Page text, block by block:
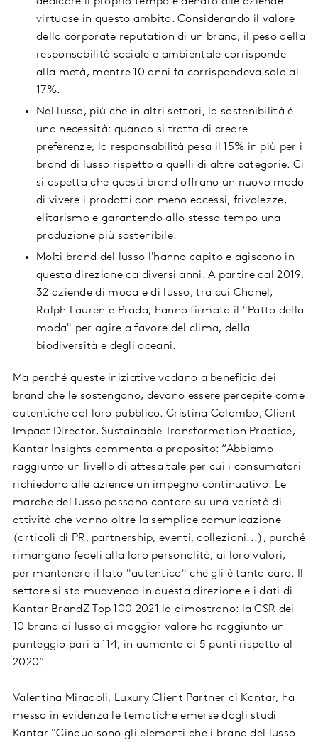
virtuose in questo ambito. Considerando il valore
della corporate reputation di un brand, il peso della
responsabilità sociale e ambientale corrisponde
alla metà, mentre 10 anni fa corrispondeva solo al
17%.
Nel lusso, più che in altri settori, la sostenibilità è
una necessità: quando si tratta di creare
preferenze, la responsabilità pesa il 15% in più per i
brand di lusso rispetto a quelli di altre categorie. Ci
si aspetta che questi brand offrano un nuovo modo
di vivere i prodotti con meno eccessi, frivolezze,
elitarismo e garantendo allo stesso tempo una
produzione più sostenibile.
Molti brand del lusso l'hanno capito e agiscono in
questa direzione da diversi anni. A partire dal 2019,
32 aziende di moda e di lusso, tra cui Chanel,
Ralph Lauren e Prada, hanno firmato il "Patto della
moda" per agire a favore del clima, della
biodiversità e degli oceani.
Ma perché queste iniziative vadano a beneficio dei
brand che le sostengono, devono essere percepite come
autentiche dal loro pubblico. Cristina Colombo, Client
Impact Director, Sustainable Transformation Practice,
Kantar Insights commenta a proposito: “Abbiamo
raggiunto un livello di attesa tale per cui i consumatori
richiedono alle aziende un impegno continuativo. Le
marche del lusso possono contare su una varietà di
attività che vanno oltre la semplice comunicazione
(articoli di PR, partnership, eventi, collezioni...), purché
rimangano fedeli alla loro personalità, ai loro valori,
per mantenere il lato "autentico" che gli è tanto caro. Il
settore si sta muovendo in questa direzione e i dati di
Kantar BrandZ Top 100 2021 lo dimostrano: la CSR dei
10 brand di lusso di maggior valore ha raggiunto un
punteggio pari a 114, in aumento di 5 punti rispetto al
2020”.
Valentina Miradoli, Luxury Client Partner di Kantar, ha
messo in evidenza le tematiche emerse dagli studi
Kantar "Cinque sono gli elementi che i brand del lusso